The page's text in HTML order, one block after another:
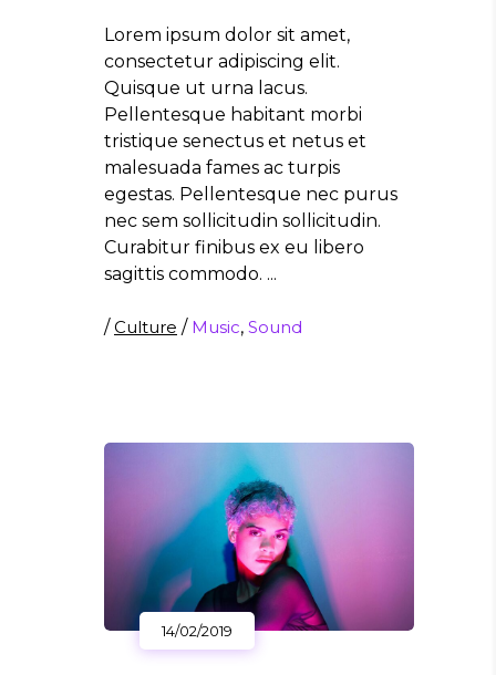
Lorem ipsum dolor sit amet,
consectetur adipiscing elit.
Quisque ut urna lacus.
Pellentesque habitant morbi
tristique senectus et netus et
malesuada fames ac turpis
egestas. Pellentesque nec purus
nec sem sollicitudin sollicitudin.
Curabitur finibus ex eu libero
sagittis commodo.
/Culture / Music, Sound
14/02/2019